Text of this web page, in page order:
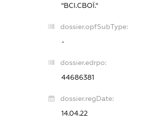
"ВСІ.СВОЇ."
dossier.opfSubType:
-
dossier.edrpo:
44686381
dossier.regDate:
14.04.22